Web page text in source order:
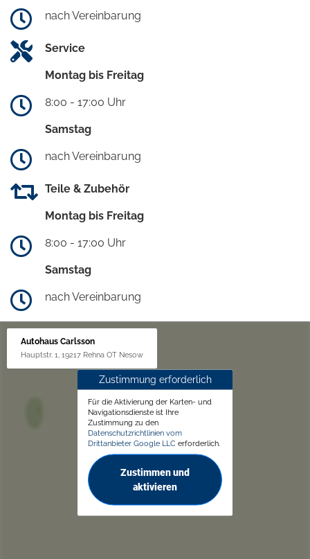
nach Vereinbarung
Service
Montag bis Freitag
8:00 - 17:00 Uhr
Samstag
nach Vereinbarung
Teile & Zubehör
Montag bis Freitag
8:00 - 17:00 Uhr
Samstag
nach Vereinbarung
Autohaus Carlsson
Hauptstr. 1, 19217 Rehna OT Nesow
Zustimmung erforderlich
Für die Aktivierung der Karten- und
Navigationsdienste ist Ihre
Zustimmung zu den
Datenschutzrichtlinien vom
Drittanbieter Google LLC erforderlich.
Zustimmen und
aktivieren